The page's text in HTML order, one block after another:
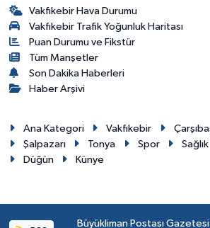
Vakfıkebir Hava Durumu
Vakfıkebir Trafik Yoğunluk Haritası
Puan Durumu ve Fikstür
Tüm Manşetler
Son Dakika Haberleri
Haber Arşivi
Ana Kategori Vakfıkebir
Şalpazarı
Tonya Spor Sağlık
Düğün
Künye
Büyükliman Postası